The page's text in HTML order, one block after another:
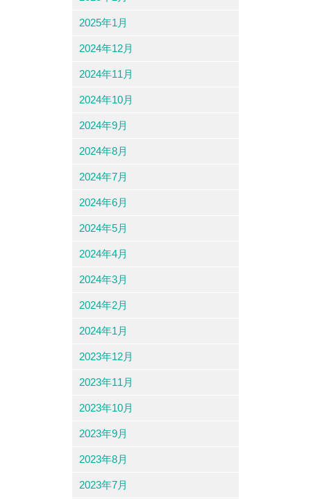
2025年1月
2024年12月
2024年11月
2024年10月
2024年9月
2024年8月
2024年7月
2024年6月
2024年5月
2024年4月
2024年3月
2024年2月
2024年1月
2023年12月
2023年11月
2023年10月
2023年9月
2023年8月
2023年7月